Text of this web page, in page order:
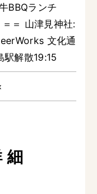
BBQランチ
＝ 山津見神社:
文化通
駅解散19:15